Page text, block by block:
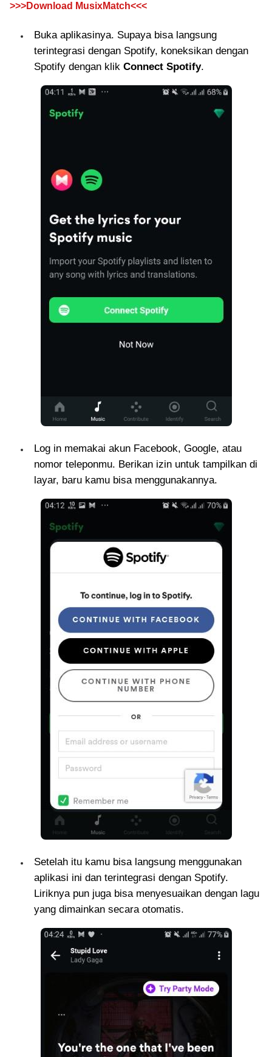
>>>Download MusixMatch<<<
Buka aplikasinya. Supaya bisa langsung
terintegrasi dengan Spotify, koneksikan dengan
Spotify dengan klik Connect Spotify.
Log in memakai akun Facebook, Google, atau
nomor teleponmu. Berikan izin untuk tampilkan di
layar, baru kamu bisa menggunakannya.
Setelah itu kamu bisa langsung menggunakan
aplikasi ini dan terintegrasi dengan Spotify.
Liriknya pun juga bisa menyesuaikan dengan lagu
yang dimainkan secara otomatis.